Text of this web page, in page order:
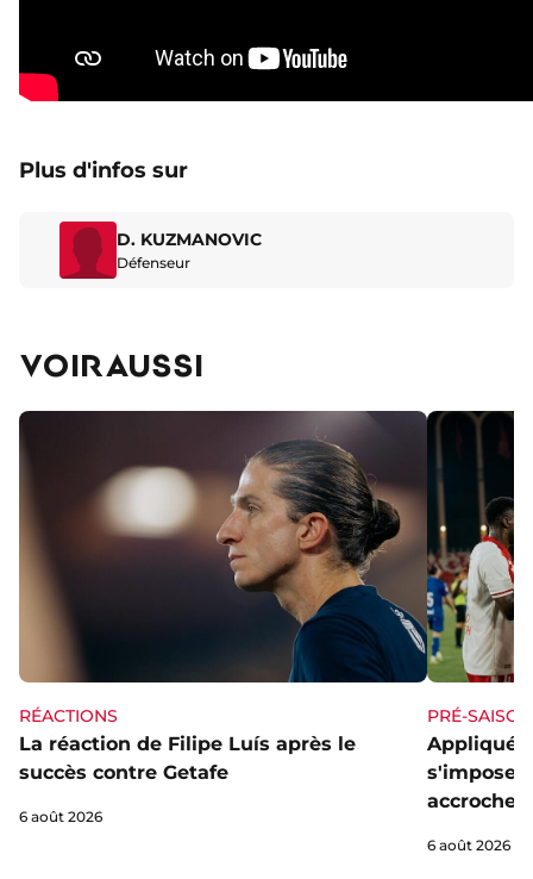
Plus d'infos sur
D. KUZMANOVIC
Défenseur
VOIR AUSSI
RÉACTIONS
La réaction de Filipe Luís après le
succès contre Getafe
6 août 2026
PRÉ-SAISON
Appliqué
s'impose
6 août 2026